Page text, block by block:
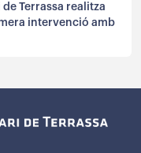
Terrassa realitza
intervenció amb